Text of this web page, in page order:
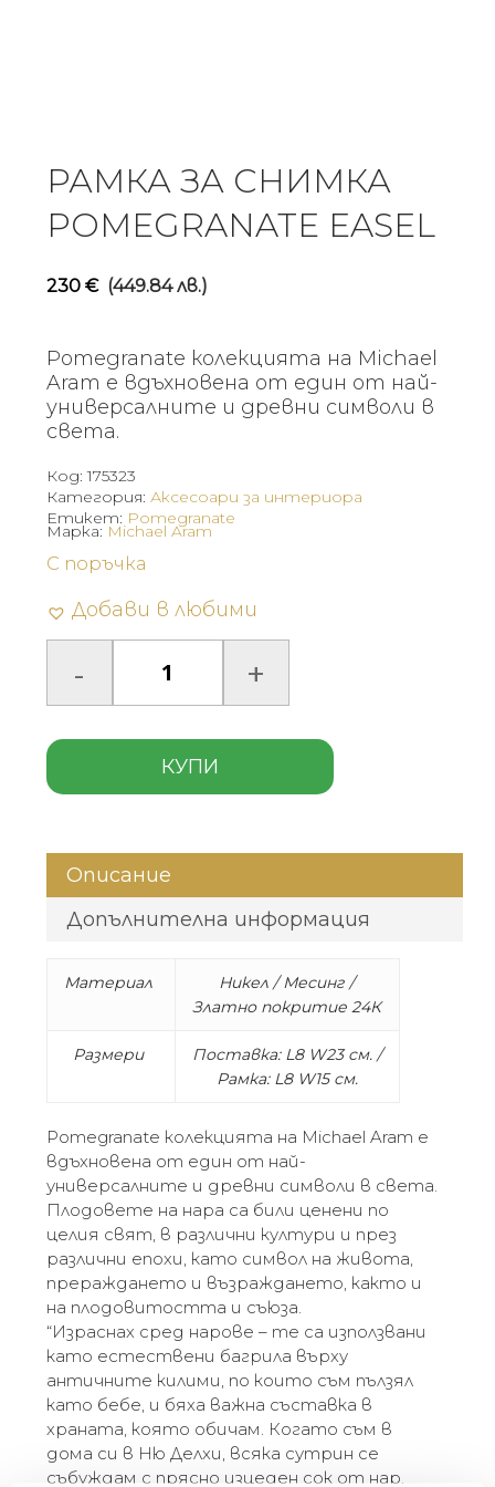
РАМКА ЗА СНИМКА
POMEGRANATE EASEL
230 € (449.84 лв.)
Pomegranate колекцията на Michael
Aram е вдъхновена от един от най-
универсалните и древни символи в
света.
Код:175323
Категория: Аксесоари за интериора
Етикет: Pomegranate
С поръчка
Добави в любими
КУПИ
Марка: Michael Aram
Описание
Допълнителна информация
Материал Никел /Месинг /
Златно покритие 24К
Размери
Поставка: L8 W23 см. /
Рамка: L8 W15 см.
Pomegranate колекцията на Michael Aram е
вдъхновена от един от най-
универсалните и древни символи в света.
Плодовете на нара са били ценени по
целия свят, в различни култури и през
различни епохи, като символ на живота,
прераждането и възраждането, както и
на плодовитостта и съюза.
“Израснах сред нарове – те са използвани
като естествени багрила върху
античните килими, по които съм пълзял
като бебе, и бяха важна съставка в
храната, която обичам. Когато съм в
дома си в Ню Делхи, всяка сутрин се
събуждам с прясно изцеден сок от нар.